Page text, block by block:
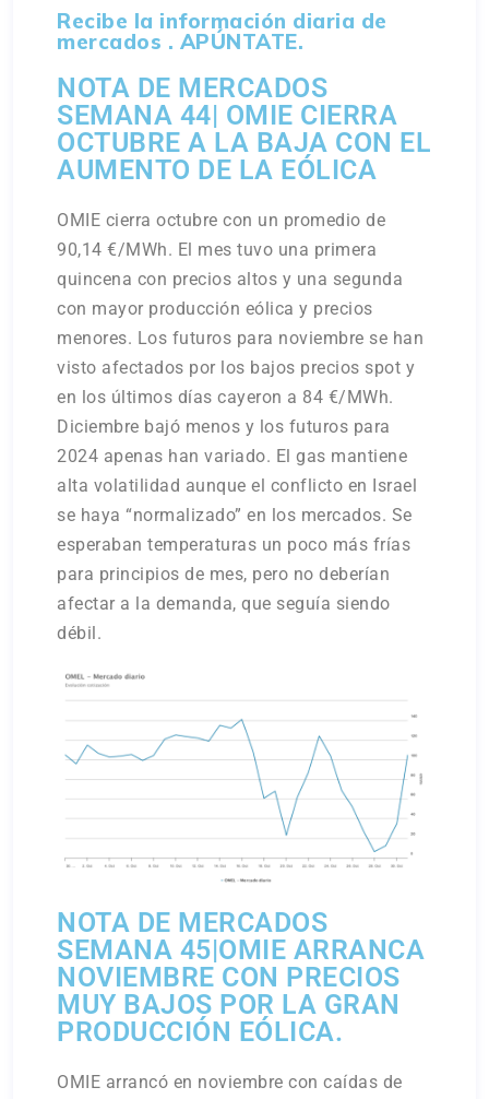
Recibe la información diaria de
mercados . APÚNTATE.
NOTA DE MERCADOS
SEMANA 44| OMIE CIERRA
OCTUBRE A LA BAJA CON EL
AUMENTO DE LA EÓLICA
OMIE cierra octubre con un promedio de
90,14 €/MWh. El mes tuvo una primera
quincena con precios altos y una segunda
con mayor producción eólica y precios
menores. Los futuros para noviembre se han
visto afectados por los bajos precios spot y
en los últimos días cayeron a 84 €/MWh.
Diciembre bajó menos y los futuros para
2024 apenas han variado. El gas mantiene
alta volatilidad aunque el conflicto en Israel
se haya “normalizado” en los mercados. Se
esperaban temperaturas un poco más frías
para principios de mes, pero no deberían
afectar a la demanda, que seguía siendo
débil.
NOTA DE MERCADOS
SEMANA 45|OMIE ARRANCA
NOVIEMBRE CON PRECIOS
MUY BAJOS POR LA GRAN
PRODUCCIÓN EÓLICA.
OMIE arrancó en noviembre con caídas de